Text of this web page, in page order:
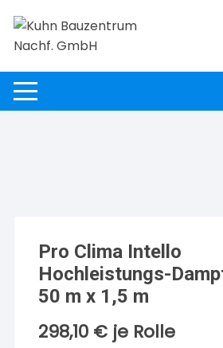
Inhalt
springen
Pro Clima Intello
Hochleistungs-
50 m x 1,5 m
298,10 € je Rolle